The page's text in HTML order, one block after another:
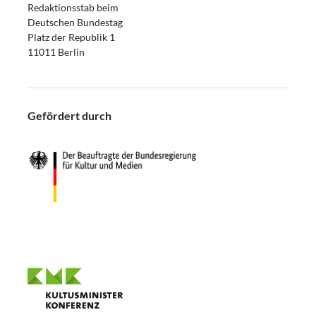
Redaktionsstab beim
Deutschen Bundestag
Platz der Republik 1
11011 Berlin
Gefördert durch